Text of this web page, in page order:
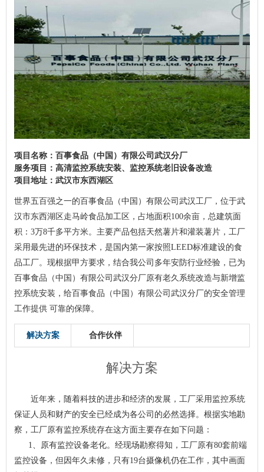
项目名称：百事食品（中国）有限公司武汉分厂
服务项目：高清监控系统安装、监控系统老旧设备改造
项目地址：武汉市东西湖区
世界五百强之一的百事食品（中国）有限公司武汉工厂，位于武
汉市东西湖区走马岭食品加工区，占地面积100余亩，总建筑面
积：3万8千多平方米。主要产品包括天然薯片和灌装薯片，工厂
采用最先进的环保技术，是国内第一家按照LEED标准建设的食
品工厂。现根据甲方要求，结合我公司多年安防行业经验，已为
百事食品（中国）有限公司武汉分厂原有老久系统改造与新增监
控系统安装，给百事食品（中国）有限公司武汉分厂的安全管理
工作提供 可靠的保障。
解决方案 合作伙伴
解决方案
近年来，随着科技的进步和经济的发展，工厂采用监控系统
保证人员和财产的安全已经成为各公司的必然选择。根据实地勘
察，工厂原有监控系统存在这方面主要存在如下问题：
1、原有监控设备老化。经现场勘察得知，工厂原有80套前端
监控设备，但因年久未修，只有19台摄像机仍在工作，其中画面